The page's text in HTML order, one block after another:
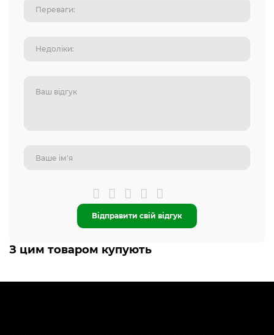
Відправити свій відгук
З цим товаром купують